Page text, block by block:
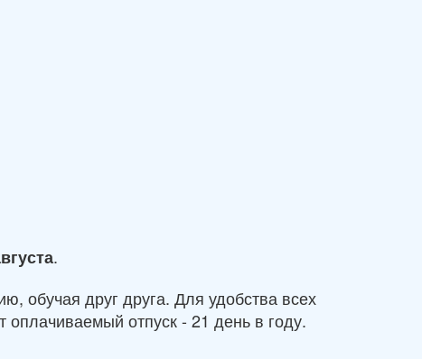
.
обучая друг друга. Для удобства всех
оплачиваемый отпуск - 21 день в году.